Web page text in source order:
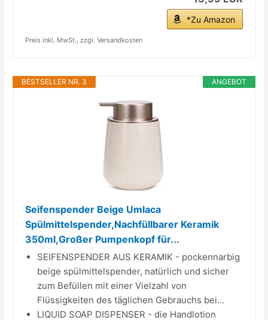
*Zu Amazon
Preis inkl. MwSt., zzgl. Versandkosten
ANGEBOT
BESTSELLER NR. 3
Seifenspender Beige Umlaca
Spülmittelspender,Nachfüllbarer Keramik
350ml,Großer Pumpenkopf für...
SEIFENSPENDER AUS KERAMIK - pockennarbig
beige spülmittelspender, natürlich und sicher
zum Befüllen mit einer Vielzahl von
Flüssigkeiten des täglichen Gebrauchs bei...
LIQUID SOAP DISPENSER - die Handlotion